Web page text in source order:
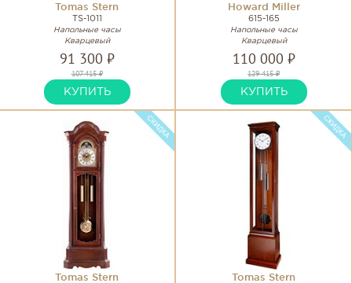
Tomas Stern
TS-1011
Напольные часы
Кварцевый
91 300 ₽
107 415 ₽
КУПИТЬ
Howard Miller
615-165
Напольные часы
Кварцевый
110 000 ₽
129 415 ₽
КУПИТЬ
Tomas Stern Tomas Stern